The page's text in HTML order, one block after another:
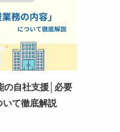
の自社支援 必要
いて徹底解説